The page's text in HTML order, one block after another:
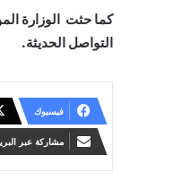
كما حثت الوزارة
التواصل الحديثة.
فيسبوك
مشاركة عبر